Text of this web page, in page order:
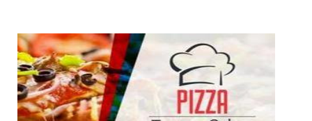
KARA TALKS
«Kara Talks» LIVE: Παρασκευή στις 21:00
August 06, 2026